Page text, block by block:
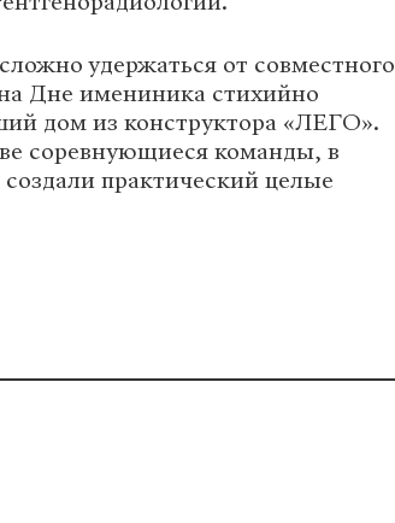
удержаться от совместного
Дне имениника стихийно
дом из конструктора «ЛЕГО».
соревнующиеся команды, в
создали практический целые